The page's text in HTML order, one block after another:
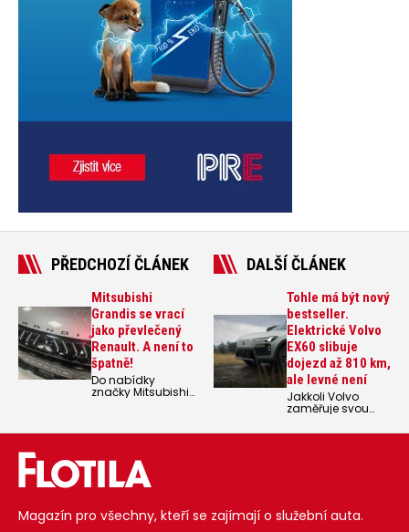
PŘEDCHOZÍ ČLÁNEK
Mitsubishi
Grandis se vrací
jako převlečený
Renault. A není to
špatně!
Do nabídky
značky Mitsubishi
které se vyrábělo
mezi lety 2004 a
2011, dnes ponese
kompaktní SUV.
Půjde sice o
DALŠÍ ČLÁNEK
Tohle má být nový
bestseller.
Elektrické Volvo
EX60 slibuje
dojezd až 810 km,
ale levné není
Jakkoli Volvo
zaměřuje svou
na elektromobilitu,
menší z nich nyní
Magazín pro všechny, kteří se zajímají o služební auta.